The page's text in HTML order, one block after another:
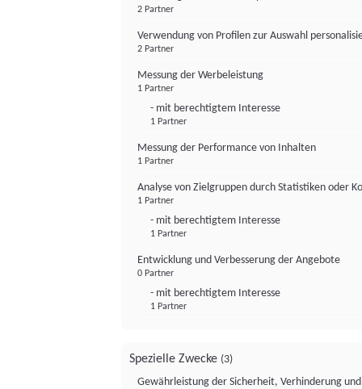
2 Partner
Verwendung von Profilen zur Auswahl
2 Partner
Messung der Werbeleistung
1 Partner
- mit berechtigtem Interesse
1 Partner
Messung der Performance von Inhalten
1 Partner
Analyse von Zielgruppen durch Statistiken oder
1 Partner
- mit berechtigtem Interesse
1 Partner
Entwicklung und Verbesserung der Angebote
0 Partner
- mit berechtigtem Interesse
1 Partner
Spezielle Zwecke (3)
Gewährleistung der Sicherheit, Verhinderung